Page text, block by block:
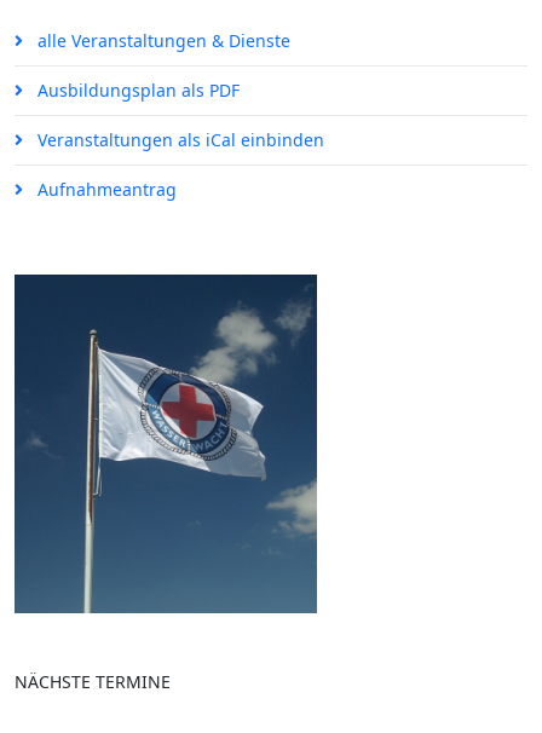
alle Veranstaltungen & Dienste
Ausbildungsplan als PDF
Veranstaltungen als iCal einbinden
Aufnahmeantrag
NÄCHSTE TERMINE